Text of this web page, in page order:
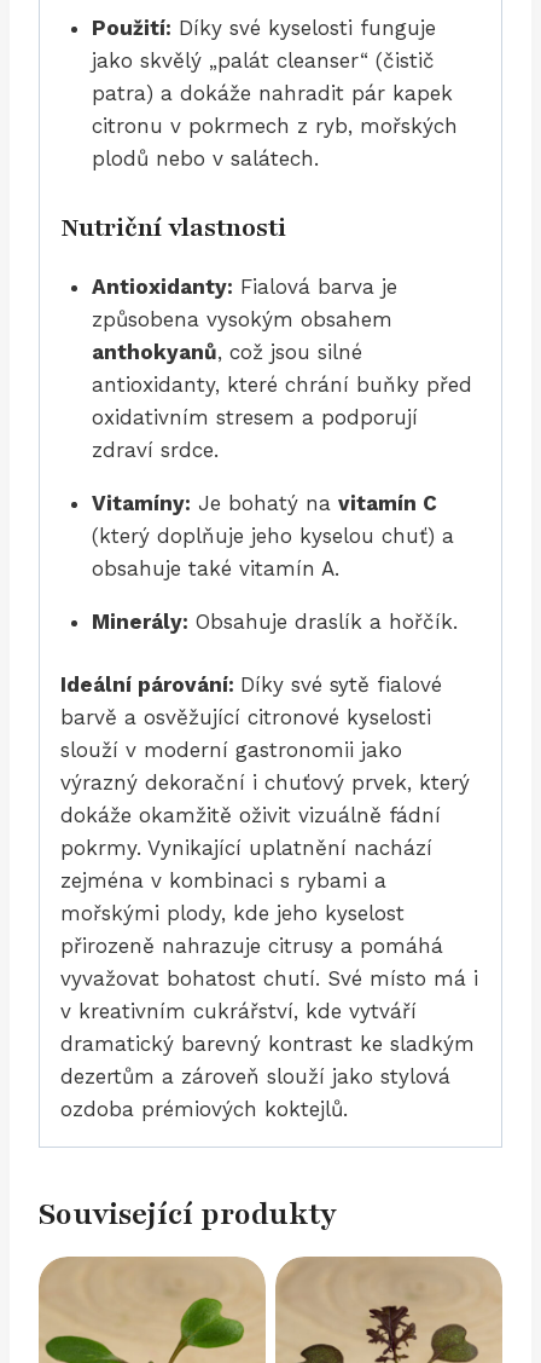
Použití: Díky své kyselosti funguje
jako skvělý „palát cleanser“ (čistič
patra) a dokáže nahradit pár kapek
citronu v pokrmech z ryb, mořských
plodů nebo v salátech.
Nutriční vlastnosti
Antioxidanty: Fialová barva je
způsobena vysokým obsahem
anthokyanů, což jsou silné
antioxidanty, které chrání buňky před
oxidativním stresem a podporují
zdraví srdce.
Vitamíny: Je bohatý na vitamín C
(který doplňuje jeho kyselou chuť) a
obsahuje také vitamín A.
Minerály: Obsahuje draslík a hořčík.
Ideální párování: Díky své sytě fialové
barvě a osvěžující citronové kyselosti
slouží v moderní gastronomii jako
výrazný dekorační i chuťový prvek, který
dokáže okamžitě oživit vizuálně fádní
pokrmy. Vynikající uplatnění nachází
zejména v kombinaci s rybami a
mořskými plody, kde jeho kyselost
přirozeně nahrazuje citrusy a pomáhá
vyvažovat bohatost chutí. Své místo má i
v kreativním cukrářství, kde vytváří
dramatický barevný kontrast ke sladkým
dezertům a zároveň slouží jako stylová
ozdoba prémiových koktejlů.
Související produkty